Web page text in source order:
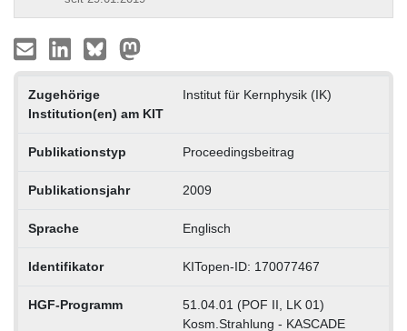
Zugehörige
Institution(en) am KIT
Institut für Kernphysik (IK)
Publikationstyp Proceedingsbeitrag
Publikationsjahr 2009
Sprache Englisch
Identifikator KITopen-ID: 170077467
HGF-Programm
51.04.01 (POF II, LK 01)
Kosm.Strahlung - KASCADE